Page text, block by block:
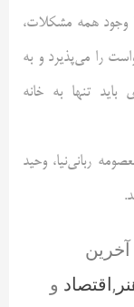
وجود همه مشکلات،
را می‌پذیرد و به
تنها به خانه
ربانی‌نیا، وحید
,اقتصاد و